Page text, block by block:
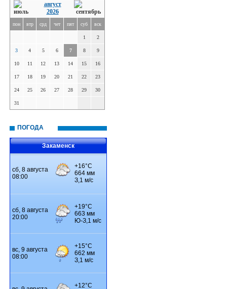
август
2026
пон втр срд чет пят суб вск
1 2
3 4 5 6 7 8 9
10 11 12 13 14 15 16
17 18 19 20 21 22 23
24 25 26 27 28 29 30
31
ПОГОДА
Закаменск